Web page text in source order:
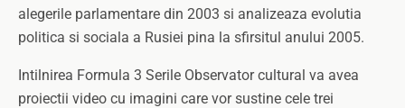
alegerile parlamentare din 2003 si analizeaza evolutia
politica si sociala a Rusiei pina la sfirsitul anului 2005.
Intilnirea Formula 3 Serile Observator cultural va avea
proiectii video cu imagini care vor sustine cele trei